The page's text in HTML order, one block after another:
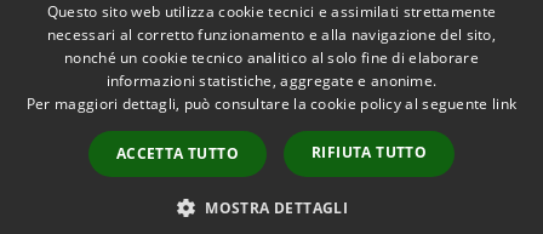
Accessibilità
Copyright © 2026 • Comune di
Novara di Sicilia • Powered by
Municipium•
Accesso
redazione
Questo sito web utilizza cookie tecnici e assimilati strettamente
necessari al corretto funzionamento e alla navigazione del sito,
nonché un cookie tecnico analitico al solo fine di elaborare
informazioni statistiche, aggregate e anonime.
Per maggiori dettagli, può consultare la cookie policy al seguente link
ACCETTA TUTTO RIFIUTA TUTTO
MOSTRA DETTAGLI